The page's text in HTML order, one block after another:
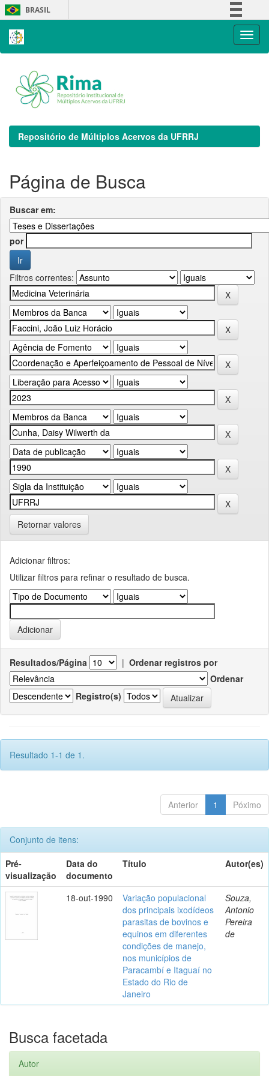
Skip
navigation
BRASIL
Repositório de Múltiplos Acervos da UFRRJ
Página de Busca
Buscar em:
por
Filtros correntes:
Retornar valores
Adicionar filtros:
Utilizar filtros para refinar o resultado de busca.
Resultados/Página | Ordenar registros por
Ordenar
Registro(s)
Resultado 1-1 de 1.
Anterior 1 Póximo
Conjunto de itens:
Pré-
visualização
Data do
documento
Título Autor(es)
18-out-1990
Variação populacional
dos principais ixodídeos
parasitas de bovinos e
equinos em diferentes
condições de manejo,
nos municípios de
Paracambí e Itaguaí no
Estado do Rio de
Janeiro
Souza,
Antonio
Pereira
de
Busca facetada
Autor